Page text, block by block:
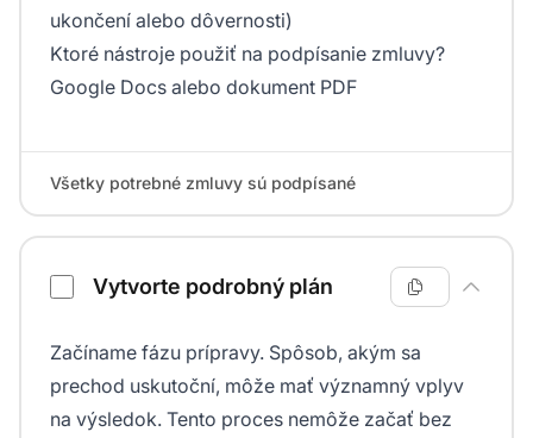
ukončení alebo dôvernosti)
Ktoré nástroje použiť na podpísanie zmluvy?
Google Docs alebo dokument PDF
Všetky potrebné zmluvy sú podpísané
Vytvorte podrobný plán
Začíname fázu prípravy. Spôsob, akým sa
prechod uskutoční, môže mať významný vplyv
na výsledok. Tento proces nemôže začať bez